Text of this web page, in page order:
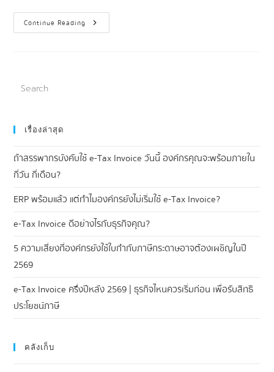
Continue Reading
เรื่องล่าสุด
ถ้าสรรพากรบังคับใช้ e-Tax Invoice วันนี้ องค์กรคุณจะพร้อมภายใน
กี่วัน กี่เดือน?
ERP พร้อมแล้ว แต่ทำไมองค์กรยังไม่เริ่มใช้ e-Tax Invoice?
e-Tax Invoice ดีอย่างไรกับธุรกิจคุณ?
5 ความเสี่ยงที่องค์กรยังใช้ใบกำกับภาษีกระดาษอาจต้องเผชิญในปี
2569
e-Tax Invoice ครึ่งปีหลัง 2569 | ธุรกิจไหนควรเริ่มก่อน เพื่อรับสิทธิ
ประโยชน์ภาษี
คลังเก็บ